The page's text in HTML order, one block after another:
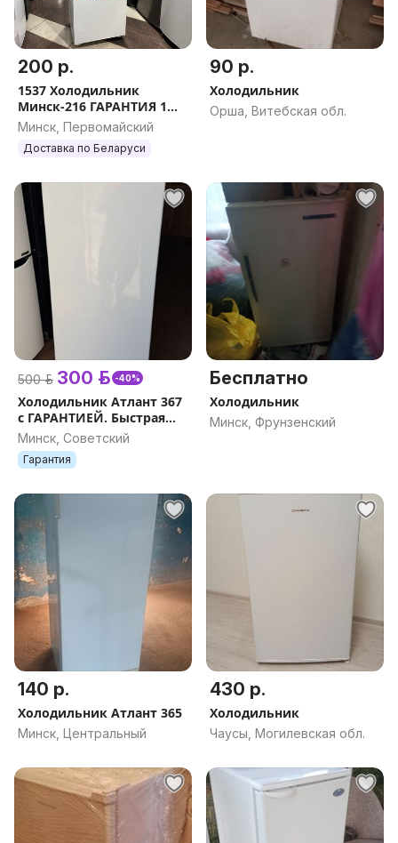
200 р.
1537 Холодильник
Минск-216 ГАРАНТИЯ 1
ГОД, ДОСТАВКА ПО
БЕЛАРУСИ
Минск, Первомайский
Доставка по Беларуси
90 р.
Холодильник
Орша, Витебская обл.
500 р. 300 р. -40%
Холодильник Атлант 367
с ГАРАНТИЕЙ. Быстрая
доставка
Минск, Советский
Гарантия
Бесплатно
Холодильник
Минск, Фрунзенский
140 р.
Холодильник Атлант 365
Минск, Центральный
430 р.
Холодильник
Чаусы, Могилевская обл.